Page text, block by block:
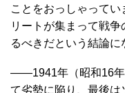
ことをおっしゃって
リートが集まって戦
るべきだという結論に
――1941年（昭和16年
て劣勢に陥り、最後は